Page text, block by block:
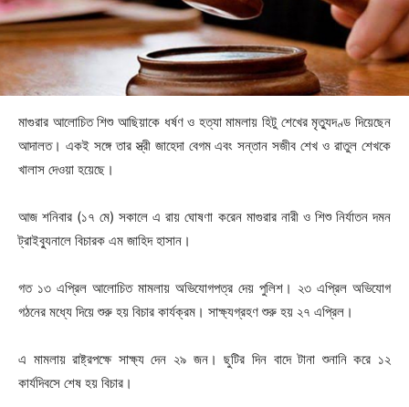
মাগুরার আলোচিত শিশু আছিয়াকে ধর্ষণ ও হত্যা মামলায় হিটু শেখের মৃত্যুদণ্ড দিয়েছেন
আদালত। একই সঙ্গে তার স্ত্রী জাহেদা বেগম এবং সন্তান সজীব শেখ ও রাতুল শেখকে
খালাস দেওয়া হয়েছে।
আজ শনিবার (১৭ মে) সকালে এ রায় ঘোষণা করেন মাগুরার নারী ও শিশু নির্যাতন দমন
ট্রাইব্যুনালে বিচারক এম জাহিদ হাসান।
গত ১৩ এপ্রিল আলোচিত মামলায় অভিযোগপত্র দেয় পুলিশ। ২৩ এপ্রিল অভিযোগ
গঠনের মধ্যে দিয়ে শুরু হয় বিচার কার্যক্রম। সাক্ষ্যগ্রহণ শুরু হয় ২৭ এপ্রিল।
এ মামলায় রাষ্ট্রপক্ষে সাক্ষ্য দেন ২৯ জন। ছুটির দিন বাদে টানা শুনানি করে ১২
কার্যদিবসে শেষ হয় বিচার।